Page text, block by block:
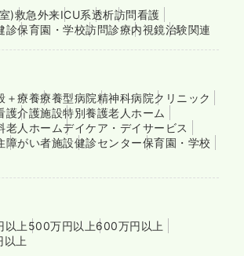
)救急外来ICU系透析訪問看護
診保育園・学校訪問診療内視鏡治験関連
＋療養療養型病院精神科病院クリニック
護介護施設特別養護老人ホーム
老人ホームデイケア・デイサービス
障がい者施設健診センター保育園・学校
以上 500万円以上600万円以上
上